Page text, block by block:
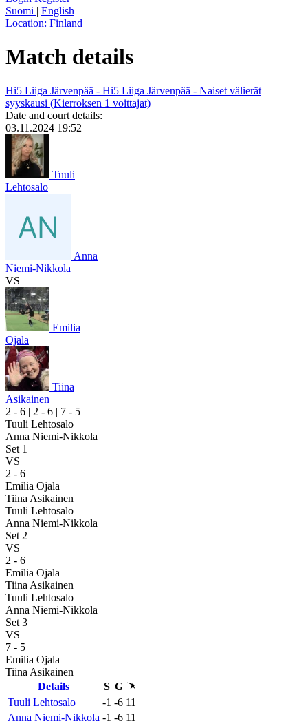
Suomi | English
Location: Finland
Match details
Hi5 Liiga Järvenpää - Hi5 Liiga Järvenpää - Naiset välierät
syyskausi (Kierroksen 1 voittajat)
Date and court details:
03.11.2024 19:52
Tuuli
Lehtosalo
Anna
Niemi-Nikkola
VS
Emilia
Ojala
Tiina
Asikainen
2 - 6 | 2 - 6 | 7 - 5
Tuuli Lehtosalo
Anna Niemi-Nikkola
Set 1
VS
2 - 6
Emilia Ojala
Tiina Asikainen
Tuuli Lehtosalo
Anna Niemi-Nikkola
Set 2
VS
2 - 6
Emilia Ojala
Tiina Asikainen
Tuuli Lehtosalo
Anna Niemi-Nikkola
Set 3
VS
7 - 5
Emilia Ojala
Tiina Asikainen
Details
S G
Tuuli Lehtosalo
-1 -6 11
Anna Niemi-Nikkola -1 -6 11